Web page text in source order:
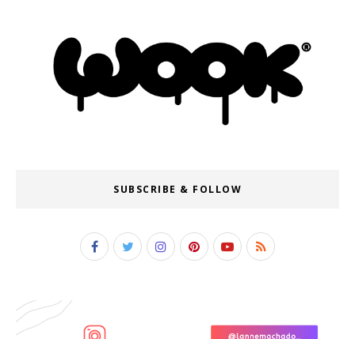
SUBSCRIBE & FOLLOW